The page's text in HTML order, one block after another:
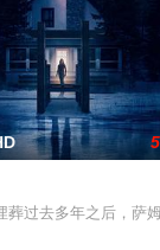
。更恐怖的诡异事件
prize endurance
葬过去多年之后，萨